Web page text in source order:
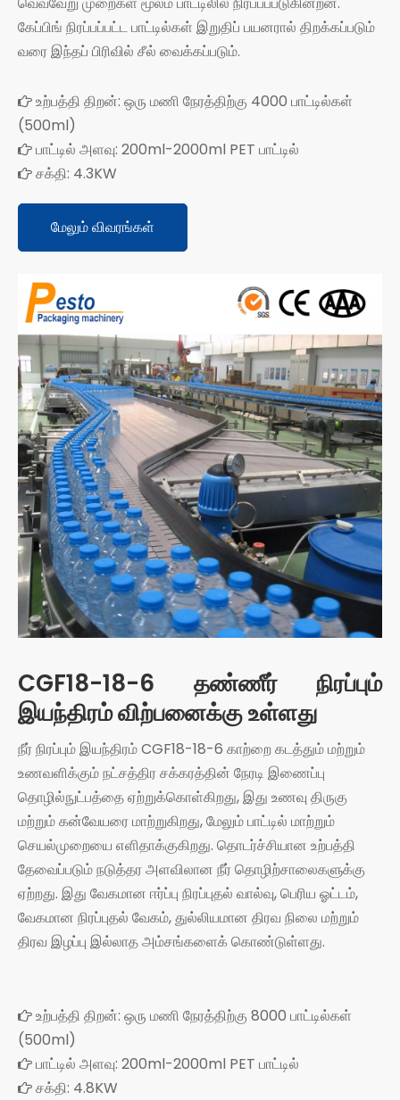
கேப்பிங் நிரப்பப்பட்ட பாட்டில்கள் இறுதிப் பயனரால் திறக்கப்படும்
வரை இந்தப் பிரிவில் சீல் வைக்கப்படும்.
 உற்பத்தி திறன்: ஒரு மணி நேரத்திற்கு 4000 பாட்டில்கள்
(500ml)
 பாட்டில் அளவு: 200ml-2000ml PET பாட்டில்
 சக்தி: 4.3KW
மேலும் விவரங்கள்
CGF18-18-6 தண்ணீர் நிரப்பும்
இயந்திரம் விற்பனைக்கு உள்ளது
நீர் நிரப்பும் இயந்திரம் CGF18-18-6 காற்றை கடத்தும் மற்றும்
உணவளிக்கும் நட்சத்திர சக்கரத்தின் நேரடி இணைப்பு
தொழில்நுட்பத்தை ஏற்றுக்கொள்கிறது, இது உணவு திருகு
மற்றும் கன்வேயரை மாற்றுகிறது, மேலும் பாட்டில் மாற்றும்
செயல்முறையை எளிதாக்குகிறது. தொடர்ச்சியான உற்பத்தி
தேவைப்படும் நடுத்தர அளவிலான நீர் தொழிற்சாலைகளுக்கு
ஏற்றது. இது வேகமான ஈர்ப்பு நிரப்புதல் வால்வு, பெரிய ஓட்டம்,
வேகமான நிரப்புதல் வேகம், துல்லியமான திரவ நிலை மற்றும்
திரவ இழப்பு இல்லாத அம்சங்களைக் கொண்டுள்ளது.
 உற்பத்தி திறன்: ஒரு மணி நேரத்திற்கு 8000 பாட்டில்கள்
(500ml)
 பாட்டில் அளவு: 200ml-2000ml PET பாட்டில்
 சக்தி: 4.8KW